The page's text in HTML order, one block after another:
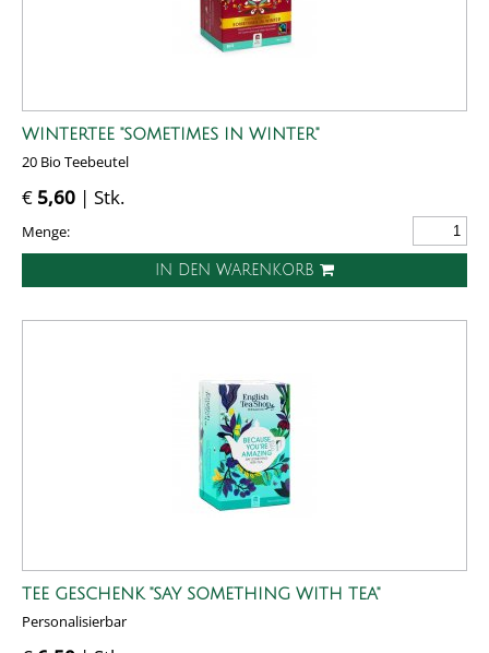
WINTERTEE "SOMETIMES IN WINTER"
20 Bio Teebeutel
€ 5,60 | Stk.
Menge:
IN DEN WARENKORB
TEE GESCHENK "SAY SOMETHING WITH TEA"
Personalisierbar